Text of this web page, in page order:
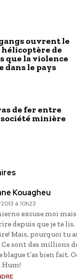
ouvrent le
de
que la violence
dans le pays
de fer entre
société minière
Kouagheu
à 10h23
excuse moi
depuis que je te
Mais, pourquoi tu
Ce sont des millions
blague t’as bien fait.